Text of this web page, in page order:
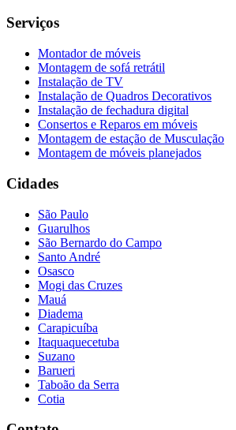
Serviços
Montador de móveis
Montagem de sofá retrátil
Instalação de TV
Instalação de Quadros Decorativos
Instalação de fechadura digital
Consertos e Reparos em móveis
Montagem de estação de Musculação
Montagem de móveis planejados
Cidades
São Paulo
Guarulhos
São Bernardo do Campo
Santo André
Osasco
Mogi das Cruzes
Mauá
Diadema
Carapicuíba
Itaquaquecetuba
Suzano
Barueri
Taboão da Serra
Cotia